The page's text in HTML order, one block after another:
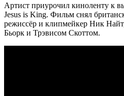
Артист приурочил киноленту к
Jesus is King. Фильм снял
режиссёр и клипмейкер Ник
Бьорк и Трэвисом Скоттом.